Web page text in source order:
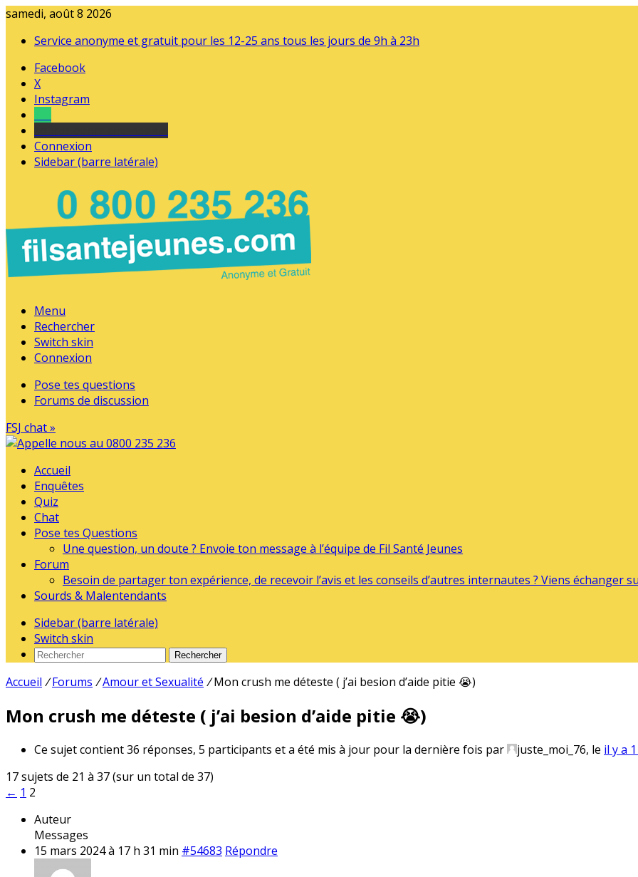
samedi, août 8 2026
Service anonyme et gratuit pour les 12-25 ans tous les jours de 9h à 23h
Facebook
X
Instagram
Connexion
Sidebar (barre latérale)
Menu
Rechercher
Switch skin
Connexion
Pose tes questions
Forums de discussion
FSJ chat »
Accueil
Enquêtes
Quiz
Chat
Pose tes Questions
Une question, un doute ? Envoie ton message à l’équipe de Fil Santé Jeunes
Forum
Besoin de partager ton expérience, de recevoir l’avis et les conseils d’autres internautes ? Viens échanger
Sourds & Malentendants
Sidebar (barre latérale)
Switch skin
Rechercher
Accueil / Forums /Amour et Sexualité / Mon crush me déteste ( j’ai besion d’aide pitie 😭)
Mon crush me déteste ( j’ai besion d’aide pitie 😭)
Ce sujet contient 36 réponses, 5 participants et a été mis à jour pour la dernière fois par juste_moi_76, le il y a
17 sujets de 21 à 37 (sur un total de 37)
← 1 2
Auteur
Messages
15 mars 2024 à 17 h 31 min #54683 Répondre